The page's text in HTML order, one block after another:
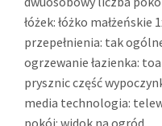
łóżek: łóżko
przepełnienia: tak
ogrzewanie łazienka:
prysznic część
media technologia: